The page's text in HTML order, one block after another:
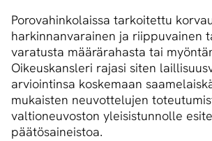
Porovahinkolaissa tarkoitettu
harkinnanvarainen ja riippuvainen
varatusta määrärahasta tai
Oikeuskansleri rajasi siten
arviointinsa koskemaan
mukaisten neuvottelujen
valtioneuvoston yleisistunnolle
päätösaineistoa.